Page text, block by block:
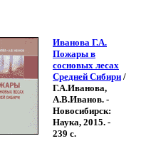
Иванова Г.А.
Пожары в
сосновых лесах
Средней Сибири /
Г.А.Иванова,
А.В.Иванов. -
Новосибирск:
Наука, 2015. -
239 с.